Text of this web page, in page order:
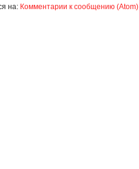
на: Комментарии к сообщению (Atom)